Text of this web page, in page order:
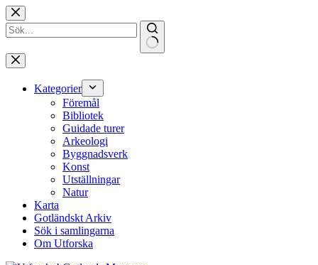
Hoppa
till
innehåll
Inga
resultat
Kategorier
Föremål
Bibliotek
Guidade turer
Arkeologi
Byggnadsverk
Konst
Utställningar
Natur
Karta
Gotländskt Arkiv
Sök i samlingarna
Om Utforska